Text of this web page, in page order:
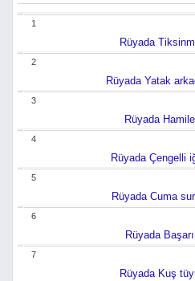
1
Rüyada
2
Rüyada Yatak
3
Rüyada
4
Rüyada Çengelli
5
Rüyada Cuma
6
Rüyada
7
Rüyada Kuş